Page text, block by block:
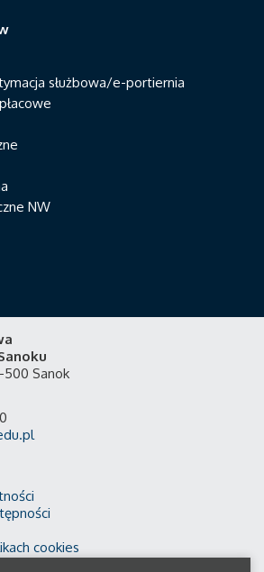
służbowa/e-portiernia
NW
500 Sanok
cookies